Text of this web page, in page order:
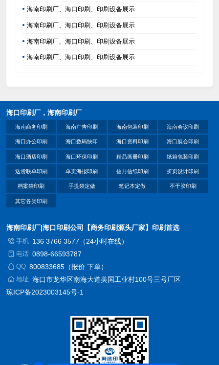
海南印刷厂、海口印刷、印刷设备展示
海南印刷厂、海口印刷、印刷设备展示
海南印刷厂、海口印刷、印刷设备展示
海南印刷厂、海口印刷、印刷设备展示
海口印刷厂，海南印刷厂
海南商务印刷 海南广告印刷 海南包装印刷 海南会议印刷
海口办公印刷 海口数码快印 海口资料印刷 海口展会印刷
海口酒店印刷 海口环保印刷 精品画册印刷 纸箱包装印刷
送货联单印刷 单页海报印刷 信封信纸印刷 折页设计印刷
档案袋印刷 手提袋定做 笔记本定做 不干胶印刷
其它各类印刷
海南印刷厂|海口印刷公司【商务印刷源头厂家】印刷首选
手机 136 3766 3577（24小时在线）
电话 0898-66593787
QQ 800833685（报价 下单）
地址 海口市龙华区南海大道美国工业村100号三号厂区
琼ICP备2023003145号-1